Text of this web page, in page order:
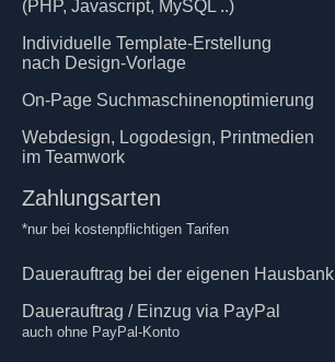
(PHP, Javascript, MySQL ..)
Individuelle Template-Erstellung
nach Design-Vorlage
On-Page Suchmaschinenoptimierung
Webdesign, Logodesign, Printmedien
im Teamwork
Zahlungsarten
*nur bei kostenpflichtigen Tarifen
Dauerauftrag bei der eigenen Hausbank
Dauerauftrag / Einzug via PayPal
auch ohne PayPal-Konto